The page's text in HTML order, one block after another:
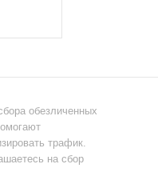
обезличенных
трафик.
на сбор